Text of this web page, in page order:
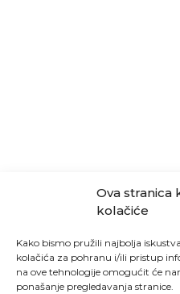
Ova stranica
kolačiće
Kako bismo pružili najbolja
kolačića za pohranu i/ili pristup
na ove tehnologije omogućit će
ponašanje pregledavanja stranice.